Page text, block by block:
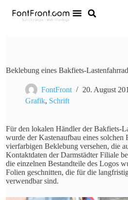
Beklebung eines Bakfiets-
FontFront
20. August
Grafik, Schrift
Für den lokalen Händler der Bakfiets-
wurde der Kastenaufbau eines solchen
vierfarbigen Beklebung versehen, die
Kontaktdaten der Darmstädter Filiale
die einzelnen Bestandteile des Logos
Folien geschnitten, die für die
verwendbar sind.